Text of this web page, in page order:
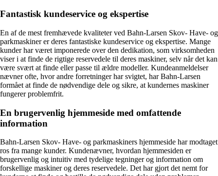
Fantastisk kundeservice og ekspertise
En af de mest fremhævede kvaliteter ved Bahn-Larsen Skov- Have- og
parkmaskiner er deres fantastiske kundeservice og ekspertise. Mange
kunder har været imponerede over den dedikation, som virksomheden
viser i at finde de rigtige reservedele til deres maskiner, selv når det kan
være svært at finde eller passe til ældre modeller. Kundeanmeldelser
nævner ofte, hvor andre forretninger har svigtet, har Bahn-Larsen
formået at finde de nødvendige dele og sikre, at kundernes maskiner
fungerer problemfrit.
En brugervenlig hjemmeside med omfattende
information
Bahn-Larsen Skov- Have- og parkmaskiners hjemmeside har modtaget
ros fra mange kunder. Kundenævner, hvordan hjemmesiden er
brugervenlig og intuitiv med tydelige tegninger og information om
forskellige maskiner og deres reservedele. Det har gjort det nemt for